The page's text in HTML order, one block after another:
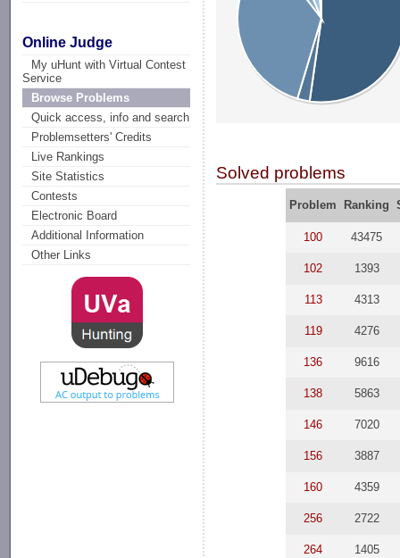
Online Judge
My uHunt with Virtual Contest
Service
Browse Problems
Quick access, info and search
Problemsetters' Credits
Live Rankings
Site Statistics
Contests
Electronic Board
Additional Information
Other Links
Solved problems
Problem Ranking
100 43475
102 1393
113 4313
119 4276
136 9616
138 5863
146 7020
156 3887
160 4359
256 2722
264 1405